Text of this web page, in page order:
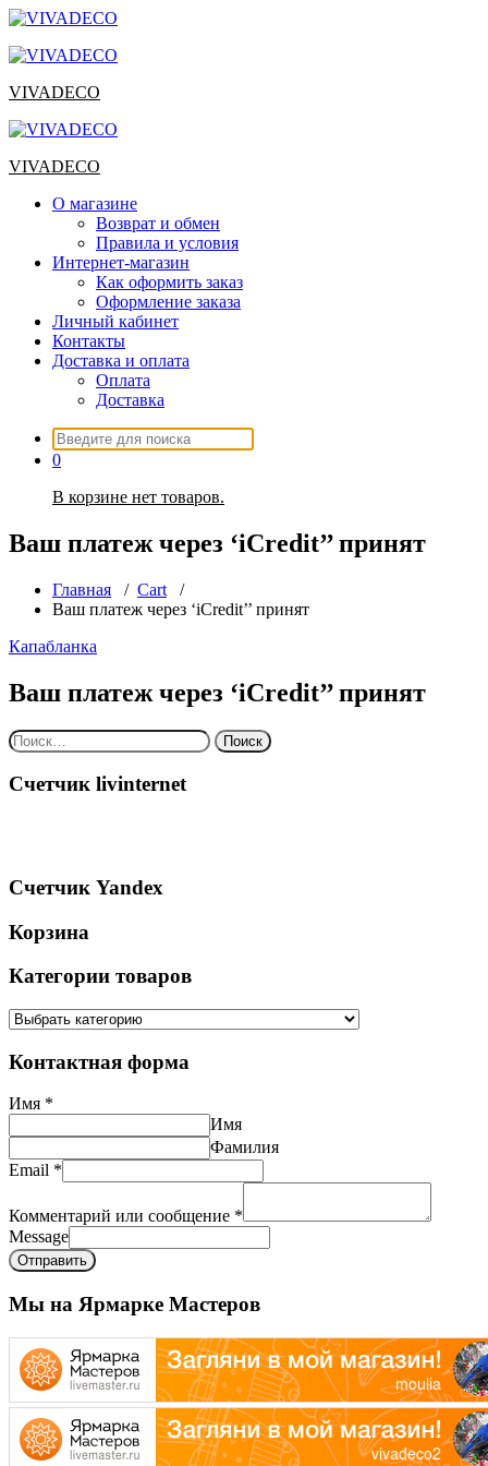
Перейти
содержимому
VIVADECO
VIVADECO
О магазине
Возврат и обмен
Правила и условия
Интернет-магазин
Как оформить заказ
Оформление заказа
Личный кабинет
Контакты
Доставка и оплата
Оплата
Доставка
Искать:
0
В корзине нет товаров.
Ваш платеж через ‘iCredit’’ принят
Главная / Cart /
Ваш платеж через ‘iCredit’’ принят
Капабланка
Ваш платеж через ‘iCredit’’ принят
Найти:
Счетчик livinternet
Счетчик Yandex
Корзина
Категории товаров
Контактная форма
Имя *
Имя
Фамилия
Email *
Комментарий или сообщение *
Message
Отправить
Мы на Ярмарке Мастеров